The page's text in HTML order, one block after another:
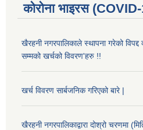
कोरोना भाइरस
खैरहनी नगरपालिकाले स्थापना गरेको
सम्मको खर्चको विवरण'हरु !!
खर्च विवरण सार्बजनिक गरिएको बारे |
खैरहनी नगरपालिकाद्वारा दोश्रो चरणमा